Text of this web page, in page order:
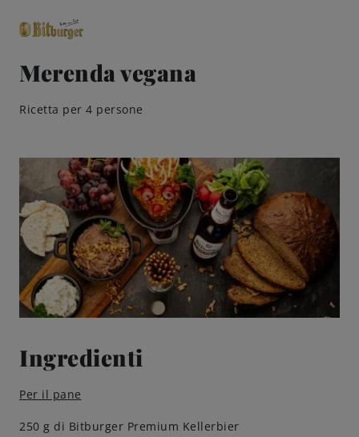
close
Classici premium
Birre
Gusto
Share & Pair
Qualità
Merenda vegana
Ricetta per 4 persone
Ingredienti
Per il pane
250 g di Bitburger Premium Kellerbier